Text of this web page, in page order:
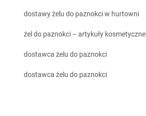
dostawy żelu do paznokci w hurtowni
żel do paznokci – artykuły kosmetyczne
dostawca żelu do paznokci
dostawca żelu do paznokci